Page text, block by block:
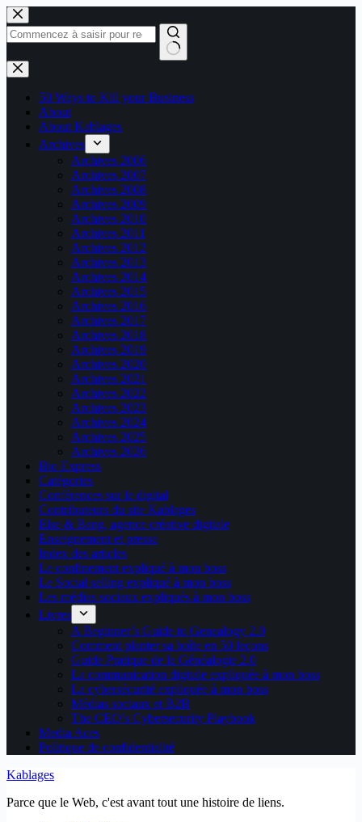
Passer
au
contenu
Aucun
résultat
50 Ways to Kill your Business
About
About Kablages
Archives
Archives 2006
Archives 2007
Archives 2008
Archives 2009
Archives 2010
Archives 2011
Archives 2012
Archives 2013
Archives 2014
Archives 2015
Archives 2016
Archives 2017
Archives 2018
Archives 2019
Archives 2020
Archives 2021
Archives 2022
Archives 2023
Archives 2024
Archives 2025
Archives 2026
Bio Express
Catégories
Conférences sur le digital
Contributeurs du site Kablages
Else & Bang, agence créative digitale
Enseignement et presse
Index des articles
Le confinement expliqué à mon boss
Le Social selling expliqué à mon boss
Les médias sociaux expliqués à mon boss
Livres
A Beginner’s Guide to Genealogy 2.0
Comment planter sa boîte en 50 leçons
Guide Pratique de la Généalogie 2.0
La communication digitale expliquée à mon boss
La cybersécurité expliquée à mon boss
Médias sociaux et B2B
The CEO’s Cybersecurity Playbook
Media Aces
Politique de confidentialité
Kablages
Parce que le Web, c'est avant tout une histoire de liens.